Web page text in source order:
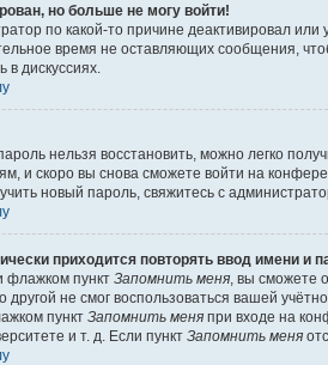
но больше не могу войти!
по какой-то причине деактивировал
время не оставляющих сообщения,
в дискуссиях.
нельзя восстановить, можно легко
и скоро вы снова сможете войти на
новый пароль, свяжитесь с
приходится повторять ввод имени и
флажком пункт Запомнить меня , вы сможете
другой не смог воспользоваться вашей
пункт Запомнить меня при входе на
и т. д. Если пункт Запомнить меня